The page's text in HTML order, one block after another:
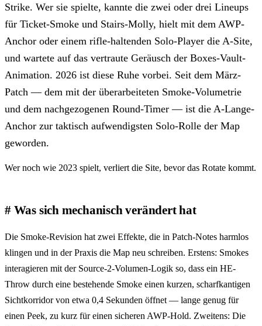
Strike. Wer sie spielte, kannte die zwei oder drei Lineups
für Ticket-Smoke und Stairs-Molly, hielt mit dem AWP-
Anchor oder einem rifle-haltenden Solo-Player die A-Site,
und wartete auf das vertraute Geräusch der Boxes-Vault-
Animation. 2026 ist diese Ruhe vorbei. Seit dem März-
Patch — dem mit der überarbeiteten Smoke-Volumetrie
und dem nachgezogenen Round-Timer — ist die A-Lange-
Anchor zur taktisch aufwendigsten Solo-Rolle der Map
geworden.
Wer noch wie 2023 spielt, verliert die Site, bevor das Rotate kommt.
Was sich mechanisch verändert hat
Die Smoke-Revision hat zwei Effekte, die in Patch-Notes harmlos
klingen und in der Praxis die Map neu schreiben. Erstens: Smokes
interagieren mit der Source-2-Volumen-Logik so, dass ein HE-
Throw durch eine bestehende Smoke einen kurzen, scharfkantigen
Sichtkorridor von etwa 0,4 Sekunden öffnet — lange genug für
einen Peek, zu kurz für einen sicheren AWP-Hold. Zweitens: Die